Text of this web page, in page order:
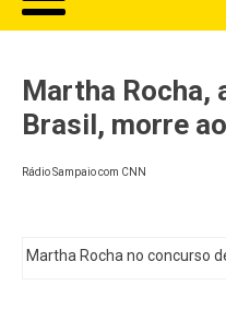
Martha Rocha,
Brasil, morre
Rádio Sampaio com CNN
Martha Rocha no concurso